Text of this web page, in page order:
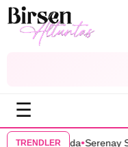
☰
TRENDLER
kadrosunda •Serenay